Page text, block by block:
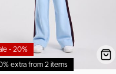
extra from 2 items
- 20%